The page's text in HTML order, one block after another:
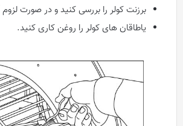
برزنت کولر را بررسی کنید و در صورت
یاطاقان های کولر را روغن کاری کنید.